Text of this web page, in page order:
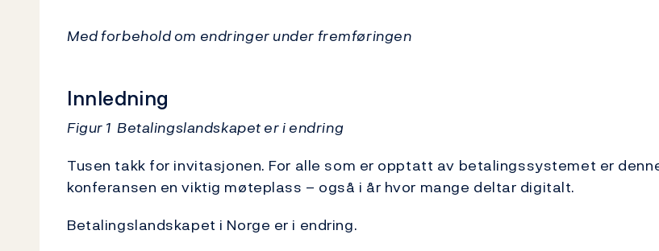
Med forbehold om endringer under fremføringen
Innledning
Figur 1 Betalingslandskapet er i endring
Tusen takk for invitasjonen. For alle som er opptatt av betalingssystemet er
konferansen en viktig møteplass – også i år hvor mange deltar digitalt.
Betalingslandskapet i Norge er i endring.